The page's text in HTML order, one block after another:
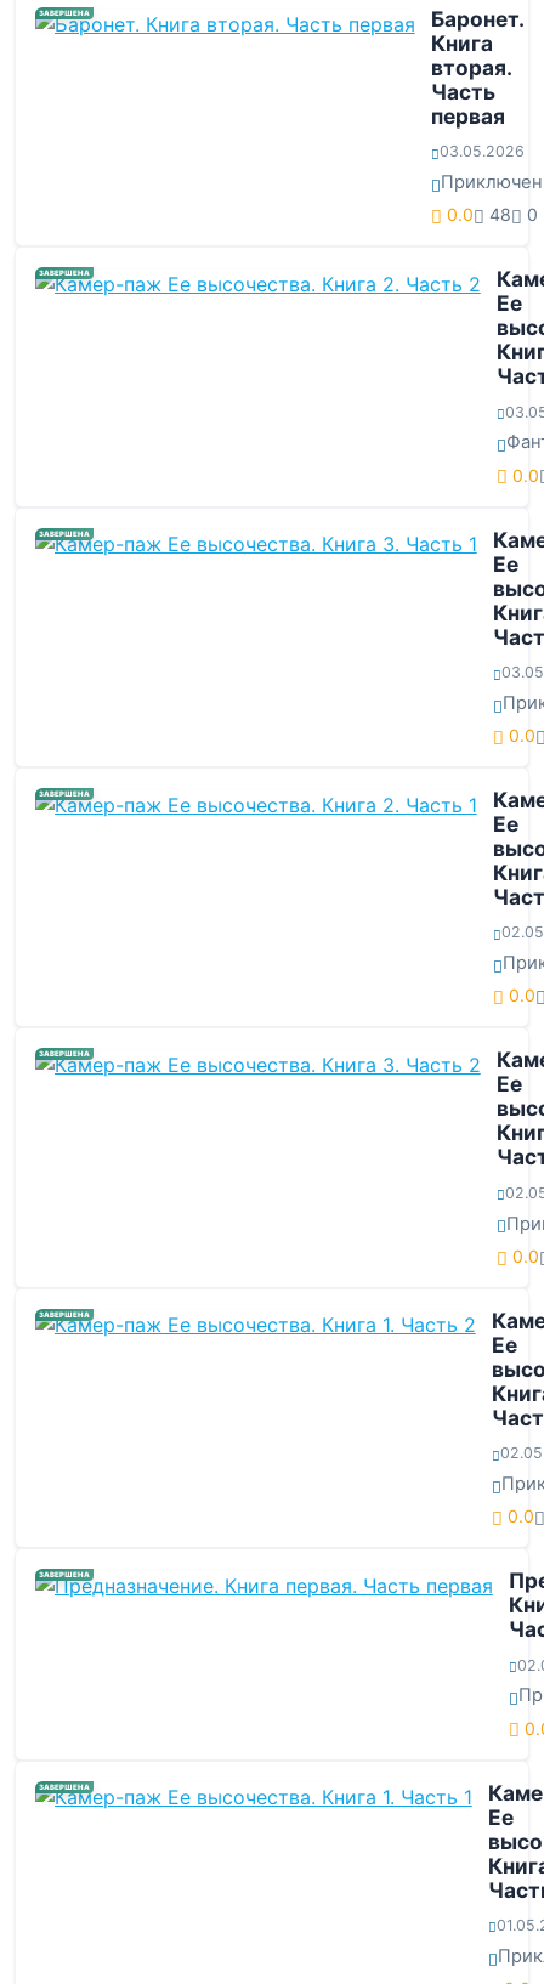
ЗАВЕРШЕНА
Баронет.
Книга
вторая.
Часть
первая
03.05.2026
0.0 48 0
ЗАВЕРШЕНА
Ее
0.0
ЗАВЕРШЕНА
Ее
0.0
ЗАВЕРШЕНА
Ее
0.0
ЗАВЕРШЕНА
Ее
0.0
ЗАВЕРШЕНА
Ее
0.0
ЗАВЕРШЕНА
ЗАВЕРШЕНА
Ее